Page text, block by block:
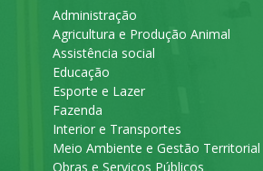
Administração
Agricultura e Produção Animal
Assistência social
Educação
Esporte e Lazer
Fazenda
Interior e Transportes
Meio Ambiente e Gestão Territorial
Obras e Serviços Públicos